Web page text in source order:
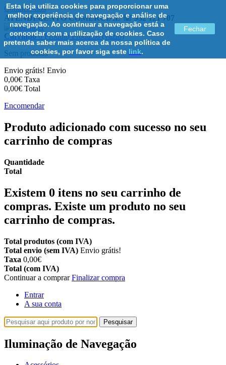
Esta loja utiliza cookies para proporcionar uma
melhor experiência de navegação e análise de
navegação. Ao continuar a navegação está a
concordar com a utilização de cookies. Caso
pretenda saber mais acerca da nossa política de
cookies, por favor siga este link.
Fechar
Contacte-nos
ATENDIMENTO COMERCIAL ☏ 932 121 707
Carrinho 0 Produto Produtos (vazio)
Sem produtos
Envio grátis! Envio
0,00€ Taxa
0,00€ Total
Encomendar
Produto adicionado com sucesso no seu
carrinho de compras
Quantidade
Total
Existem 0 itens no seu carrinho de
compras. Existe um produto no seu
carrinho de compras.
Total produtos (com IVA)
Total envio (sem IVA) Envio grátis!
Taxa 0,00€
Total (com IVA)
Continuar a comprarFinalizar compra
Entrar
A sua conta
Pesquisar
Iluminação de Navegação